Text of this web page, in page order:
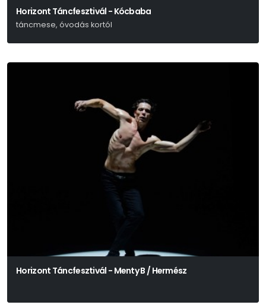
Horizont Táncfesztivál - Kócbaba
táncmese, óvodás kortól
Horizont Táncfesztivál - Menty B / Hermész